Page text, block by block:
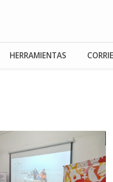
HERRAMIENTAS